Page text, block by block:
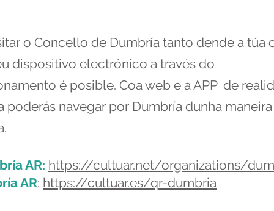
o Concello de Dumbría tanto dende a túa
dispositivo electrónico a través do
é posible. Coa web e a APP de
poderás navegar por Dumbría dunha maneira
AR: https://cultuar.net/organizations/
AR: https://cultuar.es/qr-dumbria